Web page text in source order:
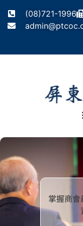
(08)721-1996
掌握商